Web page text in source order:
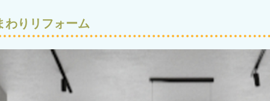
わりリフォーム